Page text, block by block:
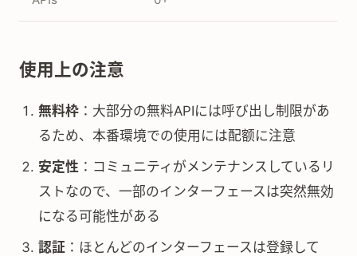
使用上の注意
無料枠 ：大部分の無料APIには呼び出し制限があ
るため、本番環境での使用には配额に注意
安定性 ：コミュニティがメンテナンスしているリ
ストなので、一部のインターフェースは突然無効
になる可能性がある
認証 ：ほとんどのインターフェースは登録して